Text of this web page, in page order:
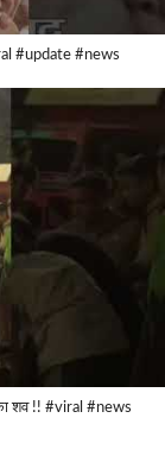
#update #news
शव !! #viral #news